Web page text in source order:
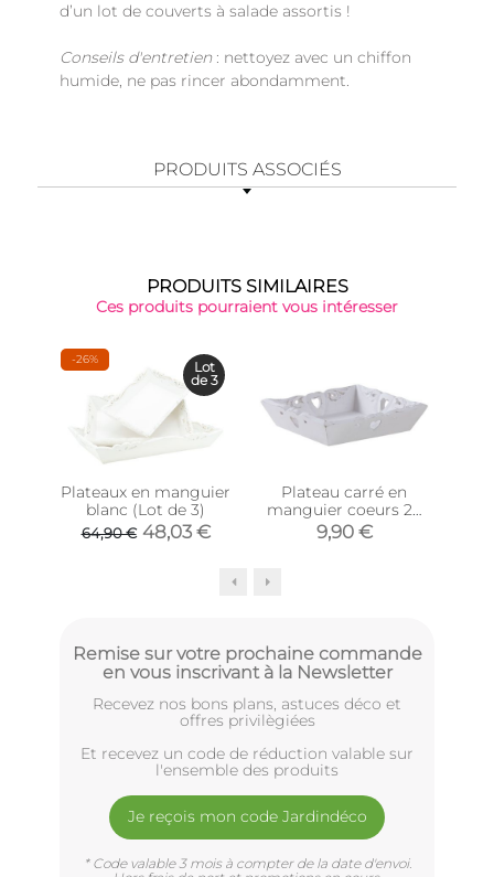
d’un lot de couverts à salade assortis !
Conseils d'entretien: nettoyez avec un chiffon
humide, ne pas rincer abondamment.
PRODUITS ASSOCIÉS
PRODUITS SIMILAIRES
Ces produits pourraient vous intéresser
-26%
Plateaux en manguier
blanc (Lot de 3)
64,90 € 48,03 €
Lot
de 3
Plateau carré en
manguier coeurs 20
cm
9,90 €
Remise sur votre prochaine commande
en vous inscrivant à la Newsletter
Recevez nos bons plans, astuces déco et
offres privilègiées
Et recevez un code de réduction valable sur
l'ensemble des produits
Je reçois mon code Jardindéco
* Code valable 3 mois à compter de la date d'envoi.